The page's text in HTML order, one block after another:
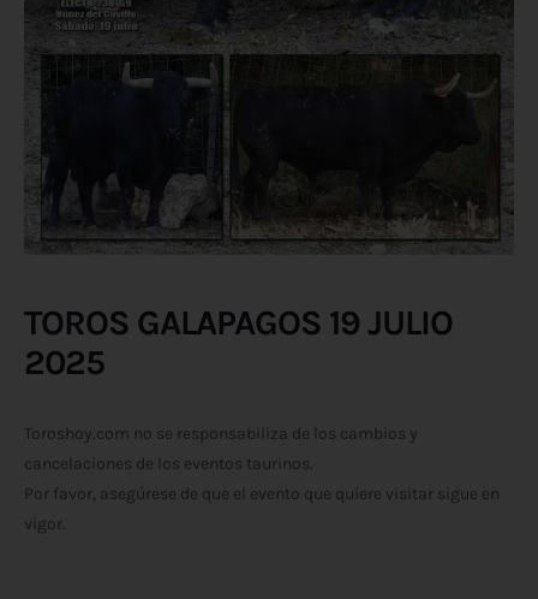
TOROS GALAPAGOS 19 JULIO
2025
Toroshoy.com no se responsabiliza de los cambios y
cancelaciones de los eventos taurinos.
Por favor, asegúrese de que el evento que quiere visitar sigue en
vigor.